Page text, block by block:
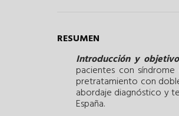
RESUMEN
Introducción y
pacientes con
pretratamiento con
abordaje diagnóstico y
España.